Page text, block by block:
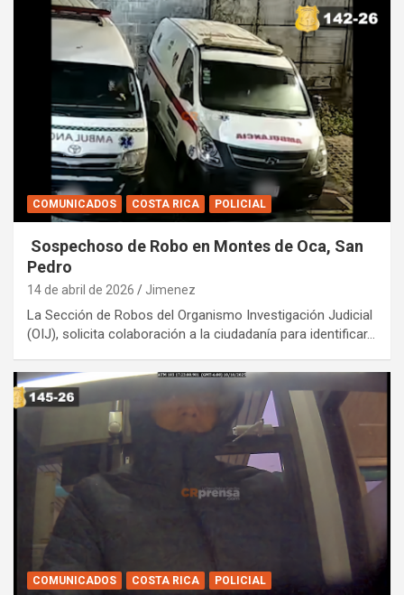
COMUNICADOS COSTA RICA POLICIAL
Sospechoso de Robo en Montes de Oca, San
Pedro
14 de abril de 2026 Jimenez
La Sección de Robos del Organismo Investigación Judicial
(OIJ), solicita colaboración a la ciudadanía para identificar…
COMUNICADOS COSTA RICA POLICIAL